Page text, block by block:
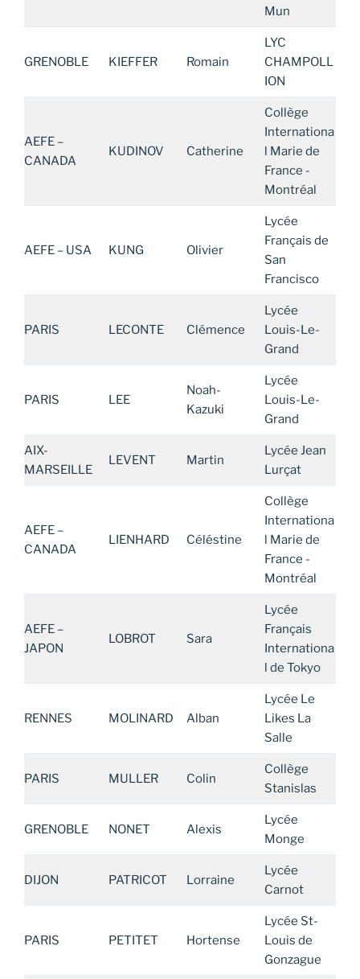
Mun
GRENOBLE KIEFFER Romain
LYC
CHAMPOLL
ION
AEFE –
CANADA
KUDINOV Catherine
Collège
Internationa
l Marie de
France -
Montréal
AEFE – USA KUNG Olivier
Lycée
Français de
San
Francisco
PARIS LECONTE Clémence
Lycée
Louis-Le-
Grand
PARIS LEE
Noah-
Kazuki
Lycée
Louis-Le-
Grand
AIX-
MARSEILLE
LEVENT Martin
Lycée Jean
Lurçat
AEFE –
CANADA
LIENHARD Céléstine
Collège
Internationa
l Marie de
France -
Montréal
AEFE –
JAPON
LOBROT Sara
Lycée
Français
Internationa
l de Tokyo
RENNES MOLINARD Alban
Lycée Le
Likes La
Salle
PARIS MULLER Colin
Collège
Stanislas
GRENOBLE NONET Alexis
Lycée
Monge
DIJON PATRICOT Lorraine
Lycée
Carnot
PARIS PETITET Hortense
Lycée St-
Louis de
Gonzague